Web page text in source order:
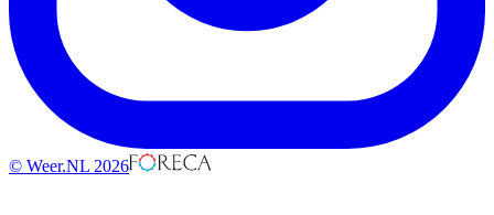
© Weer.NL 2026